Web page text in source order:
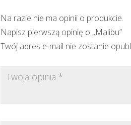
Na razie nie ma opinii o produkcie.
Napisz pierwszą opinię o „Malibu”
Twój adres e-mail nie zostanie